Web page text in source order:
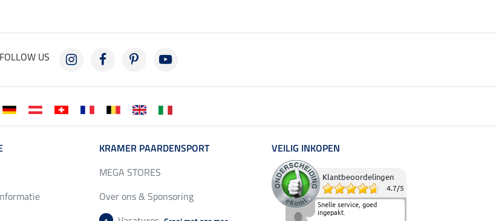
FOLLOW US
KRAMER PAARDENSPORT
MEGA STORES
Over ons & Sponsoring
VEILIG INKOPEN
Klantbeoordelingen
4.7/5
Snelle service, goed
ingepakt.